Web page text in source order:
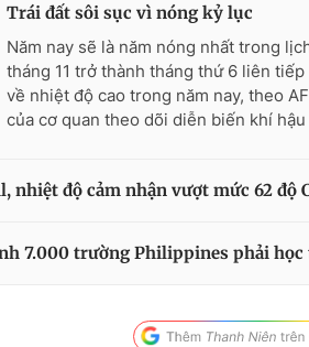
Trái đất sôi sục vì nóng kỷ lục
Năm nay sẽ là năm nóng nhất trong
tháng 11 trở thành tháng thứ 6 liên
về nhiệt độ cao trong năm nay, theo
của cơ quan theo dõi diễn biến khí hậu
nhiệt độ cảm nhận vượt mức 62 độ
7.000 trường Philippines phải